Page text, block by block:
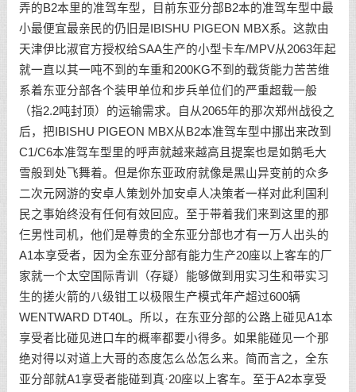
弄的B2本里的准驾车型，目前东亚分部B2本的准驾车型中最
小最便宜最亲民的仍旧是IBISHU PIGEON MBX系。这款由
天津伊比淑官方授权给SAA生产的小型卡车/MPV从2063年起
就一直以其一吨不到的车重和200KG不到的载货能力苦苦维
系着东亚分部各个装甲单位和步兵单位们的严重超载一般
（指2.2吨封顶）的运输需求。自从2065年的那次郑州战役之
后，把IBISHU PIGEON MBX从B2本准驾车型中挪出来改到
C1/C6本准驾车型里的呼声就越来越高且提案也是如鹅毛大
雪般到处飞舞着。但是你东亚政府就像是黑山异变前的众多
二次元网游的安卓人策划外加安卓人决策者一样对此利国利
民之事始终没有任何有效回应。至于带着我们来到这里的那
仨男性司机，他们是尊贵的全东亚分部也才有一万人出头的
A1本享受者，因为全东亚分部有能力生产20座以上客车的厂
家就一个太空国际青训（存疑）能够做到用实习生和带实习
生的搓火箭的八级钳工以极限生产模式年产超过600辆
WENTWARD DT40L。所以，在东亚分部的公路上碰见A1本
享受者比碰见进口车的概率都要小得多。如果能碰见一个那
绝对得以对道上大哥的态度怎么怂怎么来。简而言之，全东
亚分部就A1享受者能碰到真·20座以上客车。至于A2本享受